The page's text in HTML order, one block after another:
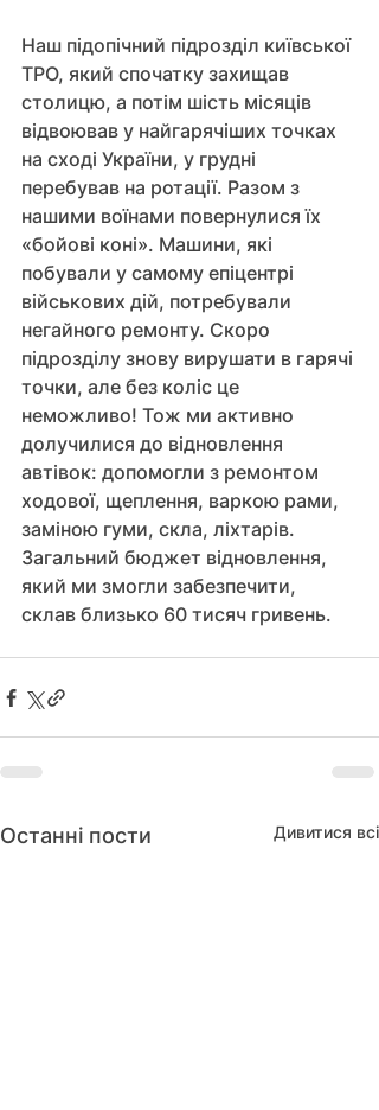
Наш підопічний підрозділ київської
ТРО, який спочатку захищав
столицю, а потім шість місяців
відвоював у найгарячіших точках
на сході України, у грудні
перебував на ротації. Разом з
нашими воїнами повернулися їх
«бойові коні». Машини, які
побували у самому епіцентрі
військових дій, потребували
негайного ремонту. Скоро
підрозділу знову вирушати в гарячі
точки, але без коліс це
неможливо! Тож ми активно
долучилися до відновлення
автівок: допомогли з ремонтом
ходової, щеплення, варкою рами,
заміною гуми, скла, ліхтарів.
Загальний бюджет відновлення,
який ми змогли забезпечити,
склав близько 60 тисяч гривень.
Останні пости Дивитися всі